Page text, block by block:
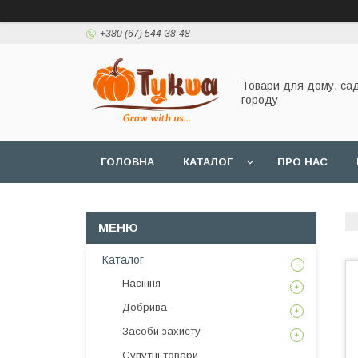
+380 (67) 544-38-48
Товари для дому,
городу
ГОЛОВНА КАТАЛОГ ПРО НАС
Каталог
Насіння
Добрива
Засоби захисту
Супутні товари